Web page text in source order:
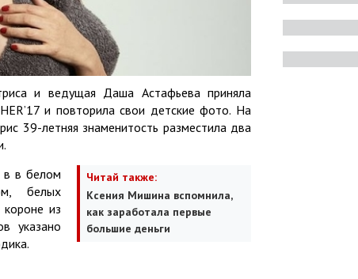
и ведущая Даша Астафьева приняла
и повторила свои детские фото. На
39-летняя знаменитость разместила два
Читай также:
Ксения Мишина вспомнила,
как заработала первые
большие деньги
в в белом
белых
короне из
указано